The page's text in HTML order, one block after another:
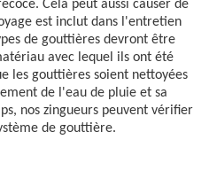
Cela peut aussi causer de
est inclut dans l'entretien
de gouttières devront être
avec lequel ils ont été
les gouttières soient nettoyées
de l'eau de pluie et sa
nos zingueurs peuvent vérifier
de gouttière.